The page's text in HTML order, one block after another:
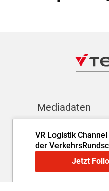
VR Logistik
der
Jetzt
Mediadaten